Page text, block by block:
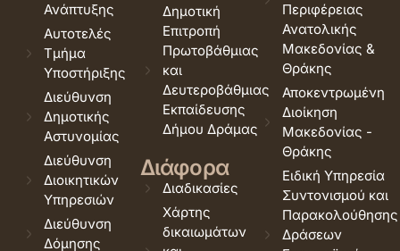
Ανάπτυξης
Αυτοτελές
Τμήμα
Υποστήριξης
Διεύθυνση
Δημοτικής
Αστυνομίας
Διεύθυνση
Διοικητικών
Υπηρεσιών
Διεύθυνση
Δόμησης
Δημοτική
Επιτροπή
Πρωτοβάθμιας
και
Δευτεροβάθμιας
Εκπαίδευσης
Δήμου Δράμας
Διάφορα
Διαδικασίες
Χάρτης
δικαιωμάτων
Περιφέρειας
Ανατολικής
Μακεδονίας &
Θράκης
Αποκεντρωμένη
Διοίκηση
Μακεδονίας -
Θράκης
Ειδική Υπηρεσία
Συντονισμού και
Παρακολούθησης
Δράσεων